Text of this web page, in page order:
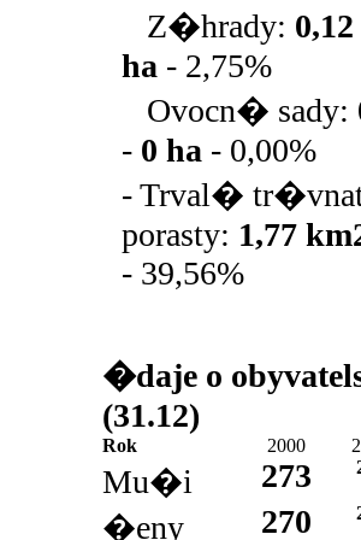
Z�hrady:
ha - 2,75%
Ovocn� sady:
- 0 ha - 0,00%
- Trval�
porasty: 1,77
- 39,56%
�daje o
(31.12)
Rok 2000
Mu�i 273
�eny 270